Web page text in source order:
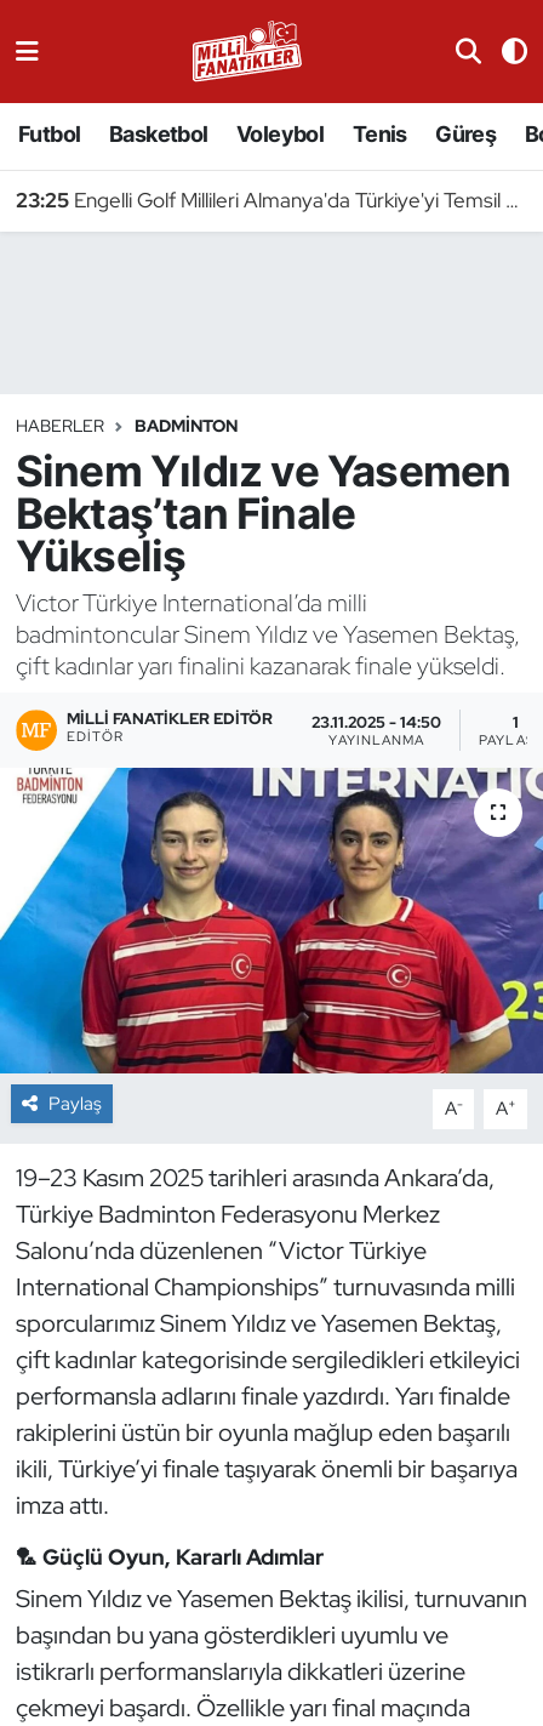
Futbol Basketbol Voleybol Tenis Güreş
23:25 Engelli Golf Millileri Almanya'da Türkiye'yi Temsil Edecek
HABERLER BADMINTON
Sinem Yıldız ve Yasemen
Bektaş’tan Finale
Yükseliş
Victor Türkiye International’da milli
badmintoncular Sinem Yıldız ve Yasemen Bektaş,
çift kadınlar yarı finalini kazanarak finale yükseldi.
MILLI FANATIKLER EDITÖR
EDITÖR
23.11.2025 - 14:50
YAYINLANMA
1
Paylaş A- A+
19–23 Kasım 2025 tarihleri arasında Ankara’da,
Türkiye Badminton Federasyonu Merkez
Salonu’nda düzenlenen “Victor Türkiye
International Championships” turnuvasında milli
sporcularımız Sinem Yıldız ve Yasemen Bektaş,
çift kadınlar kategorisinde sergiledikleri etkileyici
performansla adlarını finale yazdırdı. Yarı finalde
rakiplerini üstün bir oyunla mağlup eden başarılı
ikili, Türkiye’yi finale taşıyarak önemli bir başarıya
imza attı.
🏸 Güçlü Oyun, Kararlı Adımlar
Sinem Yıldız ve Yasemen Bektaş ikilisi, turnuvanın
başından bu yana gösterdikleri uyumlu ve
istikrarlı performanslarıyla dikkatleri üzerine
çekmeyi başardı. Özellikle yarı final maçında
Badminton
Binicilik
Bisiklet
Bocce Bowling Dart
Boks
Briç
Buz Hokeyi
Buz Pateni
Çim Hokeyi
Cimnastik
Curling
Dağcılık
Dövüş Sanatı
E-Spor
Eskrim
Futbol
Futsal
Genel
Golf
Güreş
Halter